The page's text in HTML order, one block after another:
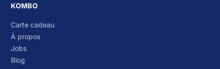
KOMBO
Carte cadeau
À propos
Jobs
Blog